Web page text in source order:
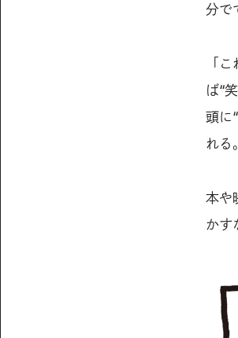
分で
「
ば“
頭に
れる。
本や
かす